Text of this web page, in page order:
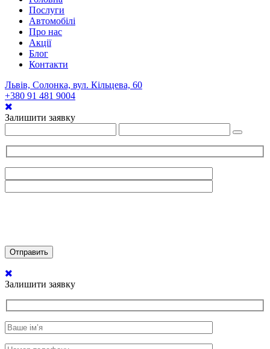
Послуги
Автомобілі
Про нас
Акції
Блог
Контакти
Львів, Солонка, вул. Кільцева, 60
+380 91 481 9004
Залишити заявку
Залишити заявку